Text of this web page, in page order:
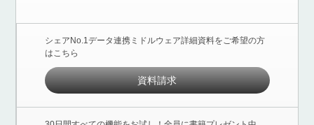
シェアNo.1データ連携ミドルウェア詳細資料をご希望の方
はこちら
資料請求